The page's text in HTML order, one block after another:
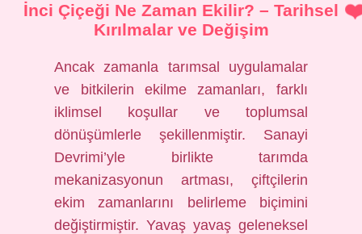
İnci Çiçeği Ne Zaman Ekilir? – Tarihsel
Kırılmalar ve Değişim
Ancak zamanla tarımsal uygulamalar
ve bitkilerin ekilme zamanları, farklı
iklimsel koşullar ve toplumsal
dönüşümlerle şekillenmiştir. Sanayi
Devrimi’yle birlikte tarımda
mekanizasyonun artması, çiftçilerin
ekim zamanlarını belirleme biçimini
değiştirmiştir. Yavaş yavaş geleneksel